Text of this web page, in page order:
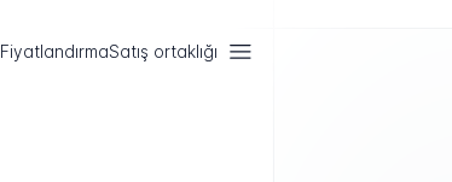
FiyatlandırmaSatış ortaklığı